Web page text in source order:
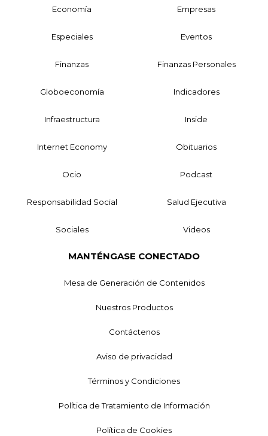
Economía Empresas
Especiales Eventos
Finanzas Finanzas Personales
Globoeconomía Indicadores
Infraestructura Inside
Internet Economy Obituarios
Ocio Podcast
Responsabilidad Social Salud Ejecutiva
Sociales Videos
MANTÉNGASE CONECTADO
Mesa de Generación de Contenidos
Nuestros Productos
Contáctenos
Aviso de privacidad
Términos y Condiciones
Política de Tratamiento de Información
Política de Cookies